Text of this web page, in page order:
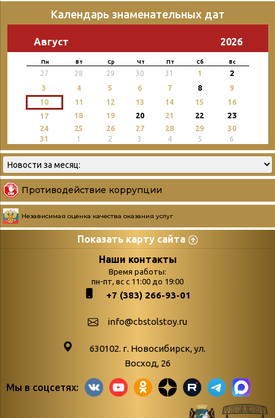
Календарь знаменательных дат
Август 2026
Пн Вт Ср Чт Пт Сб Вс
27 28 29 30 31 1 2
3 4 5 6 7 8
9
10
11 12 13 14 15
16
17
18 19 20 21 22 23
24 25 26 27 28 29
30
31
1 2 3 4 5 6
Противодействие коррупции
Независимая оценка качества оказания услуг
Показать карту сайта
Страницы
podvedenie-itogov-festivalya-
paskhalnaya-palitra
Библионочь – как ярмарка точь-в-
поступлений
Война. Народ.
живые»
«Мне всё
Наши контакты
Время работы:
пн-пт, вс с 11:00 до 19:00
+7 (383) 266-93-01
info@cbstolstoy.ru
630102. г. Новосибирск, ул.
Восход, 26
Мы в соцсетях: